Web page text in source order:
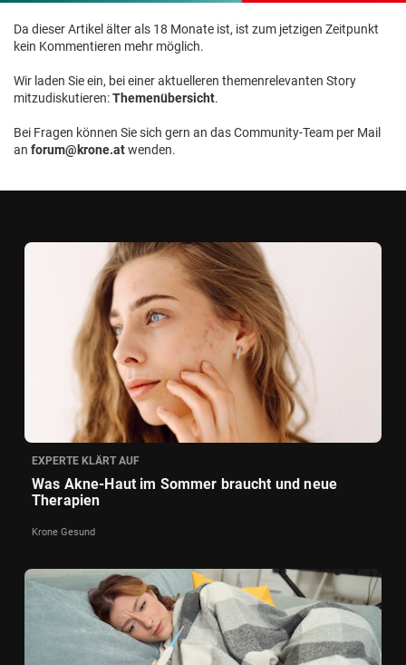
Da dieser Artikel älter als 18 Monate ist, ist zum jetzigen Zeitpunkt
kein Kommentieren mehr möglich.
Wir laden Sie ein, bei einer aktuelleren themenrelevanten Story
mitzudiskutieren:Themenübersicht.
Bei Fragen können Sie sich gern an das Community-Team per Mail
an forum@krone.atwenden.
EXPERTE KLÄRT AUF
Was Akne-Haut im Sommer braucht und neue
Therapien
Krone Gesund